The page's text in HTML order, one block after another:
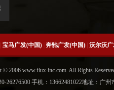
宝马广发(中国) 奔驰广发(中国) 沃尔沃
© 2006 www.flux-inc.com. All Rights
26276500 手机：13662481022地址：广